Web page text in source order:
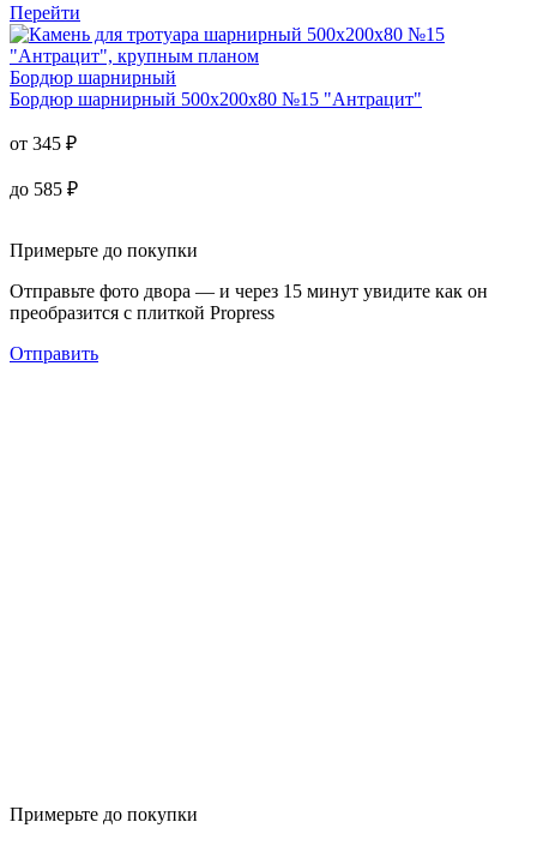
Перейти
Бордюр шарнирный
Бордюр шарнирный 500х200х80 №15 "Антрацит"
от 345 ₽
до 585 ₽
Примерьте до покупки
Отправьте фото двора — и через 15 минут увидите как он
преобразится с плиткой Propress
Отправить
Примерьте до покупки